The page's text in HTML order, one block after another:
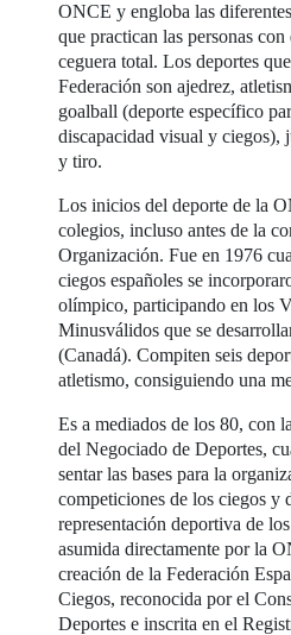
ONCE y engloba las
que practican las personas
ceguera total. Los deportes
Federación son ajedrez,
goalball (deporte específico
discapacidad visual y ciegos),
y tiro.
Los inicios del deporte de la
colegios, incluso antes de la
Organización. Fue en 1976
ciegos españoles se
olímpico, participando en los
Minusválidos que se
(Canadá). Compiten seis
atletismo, consiguiendo una
Es a mediados de los 80, con
del Negociado de Deportes,
sentar las bases para la
competiciones de los ciegos y
representación deportiva de
asumida directamente por la
creación de la Federación
Ciegos, reconocida por el
Deportes e inscrita en el